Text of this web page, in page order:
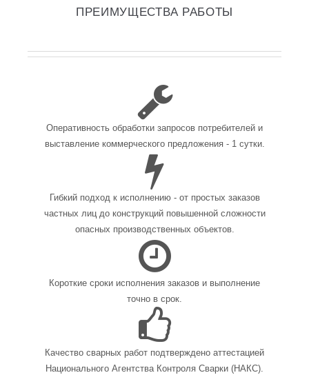
ПРЕИМУЩЕСТВА РАБОТЫ
Оперативность обработки запросов потребителей и
выставление коммерческого предложения - 1 сутки.
Гибкий подход к исполнению - от простых заказов
частных лиц до конструкций повышенной сложности
опасных производственных объектов.
Короткие сроки исполнения заказов и выполнение
точно в срок.
Качество сварных работ подтверждено аттестацией
Национального Агентства Контроля Сварки (НАКС).